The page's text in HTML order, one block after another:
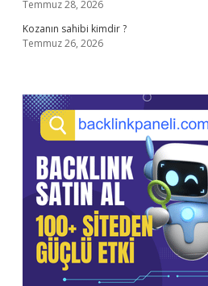
Temmuz 28, 2026
Kozanın sahibi kimdir ?
Temmuz 26, 2026